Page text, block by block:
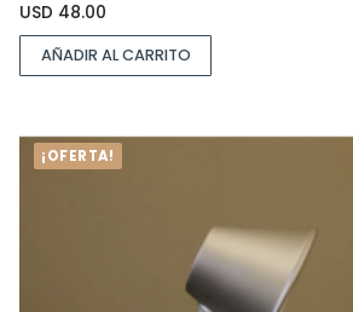
USD 48.00
AÑADIR AL CARRITO
¡OFERTA!